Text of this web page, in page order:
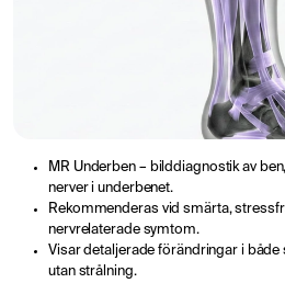
MR Underben – bilddiagnostik av
nerver i underbenet.
Rekommenderas vid smärta,
nervrelaterade symtom.
Visar detaljerade förändringar i både
utan strålning.